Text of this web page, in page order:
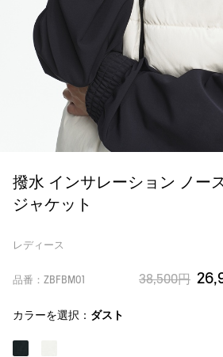
撥水 インサレーション ノー
ジャケット
レディース
品番：ZBFBM01 38,500円
カラーを選択： ダスト